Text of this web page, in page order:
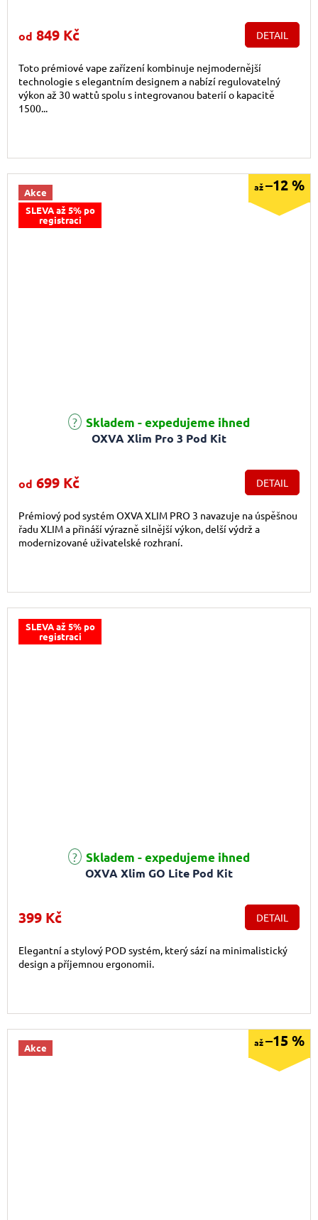
od 849 Kč DETAIL
Toto prémiové vape zařízení kombinuje nejmodernější
technologie s elegantním designem a nabízí regulovatelný
výkon až 30 wattů spolu s integrovanou baterií o kapacitě
1500...
Akce
SLEVA až 5% po
registraci
až–12 %
OXVA Xlim Pro 3 Pod Kit
Průměrné hodnocení produktu je 5,0 z 5 hvězdiček.
Skladem - expedujeme ihned
od 699 Kč DETAIL
Prémiový pod systém OXVA XLIM PRO 3 navazuje na úspěšnou
řadu XLIM a přináší výrazně silnější výkon, delší výdrž a
modernizované uživatelské rozhraní.
SLEVA až 5% po
registraci
OXVA Xlim GO Lite Pod Kit
Skladem - expedujeme ihned
399 Kč DETAIL
Elegantní a stylový POD systém, který sází na minimalistický
design a příjemnou ergonomii.
Akce až–15 %